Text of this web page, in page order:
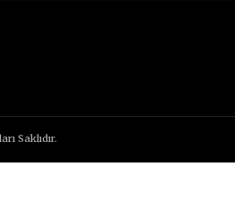
Saklıdır.